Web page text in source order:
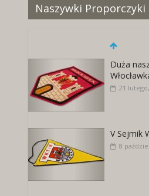
Naszywki Proporczyki
Duża
21
V Sejmik
8